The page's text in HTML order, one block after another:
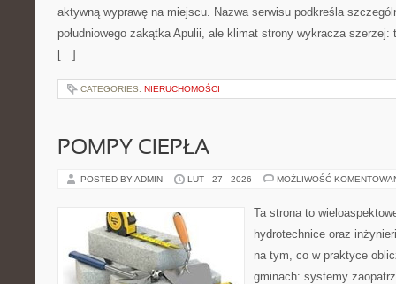
aktywną wyprawę na miejscu. Nazwa serwisu podkreśla
południowego zakątka Apulii, ale klimat strony wykracza szerzej:
[…]
CATEGORIES: NIERUCHOMOŚCI
POMPY CIEPŁA
POSTED BY ADMIN LUT - 27 - 2026 MOŻLIWOŚĆ
Ta strona to
hydrotechnice oraz
na tym, co w praktyce
gminach: systemy